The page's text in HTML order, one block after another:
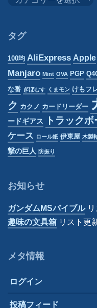
リ
タグ
100均 AliExpress Apple
Manjaro Mint OVA PGP
な番 ぎぼむす くまモン けもフ
ク カクノ カードリーダー
ードギアス
トラック
ケース ロール紙 伊東屋 木製
撃の巨人
防振り
お知らせ
ガンダムMSバイブルリ
趣味の文具箱 リスト更
メタ情報
ログイン
投稿フィード